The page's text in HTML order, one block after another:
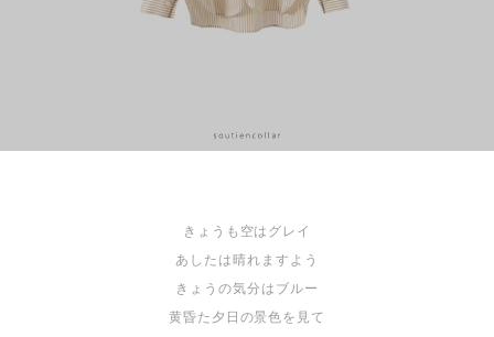
きょうも空はグレイ
あしたは晴れますよう
きょうの気分はブルー
黄昏た夕日の景色を見て